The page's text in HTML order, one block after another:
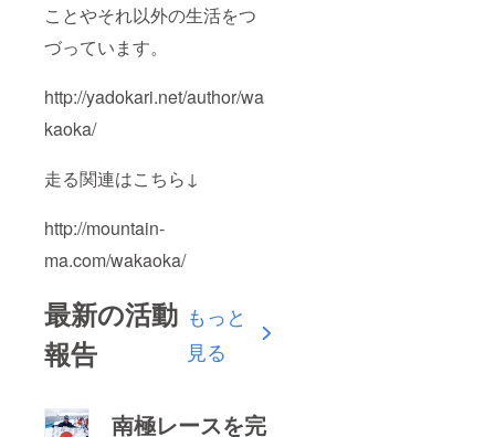
ことやそれ以外の生活をつ
づっています。
http://yadokari.net/author/wa
kaoka/
走る関連はこちら↓
http://mountain-
ma.com/wakaoka/
最新の活動
報告
もっと
見る
南極レースを完